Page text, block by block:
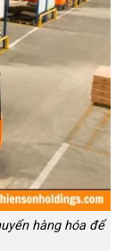
hàng hóa để